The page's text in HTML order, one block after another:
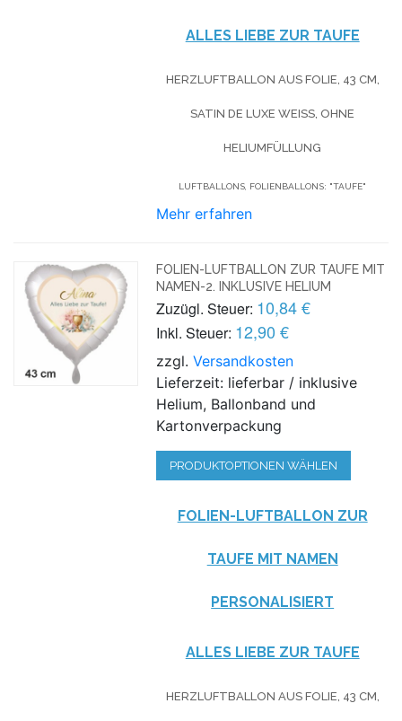
ALLES LIEBE ZUR TAUFE
HERZLUFTBALLON AUS FOLIE, 43 CM,
SATIN DE LUXE WEISS, OHNE H
ELIUMFÜLLUNG
LUFTBALLONS, FOLIENBALLONS: "TAUFE"
Mehr erfahren
FOLIEN-LUFTBALLON ZUR TAUFE MIT
NAMEN-2. INKLUSIVE HELIUM
Zuzügl. Steuer: 10,84 €
Inkl. Steuer: 12,90 €
zzgl.Versandkosten
Lieferzeit: lieferbar / inklusive
Helium, Ballonband und
Kartonverpackung
PRODUKTOPTIONEN WÄHLEN
FOLIEN-LUFTBALLON ZUR
TAUFE MIT NAMEN
PERSONALISIERT
ALLES LIEBE ZUR TAUFE
HERZLUFTBALLON AUS FOLIE, 43 CM,